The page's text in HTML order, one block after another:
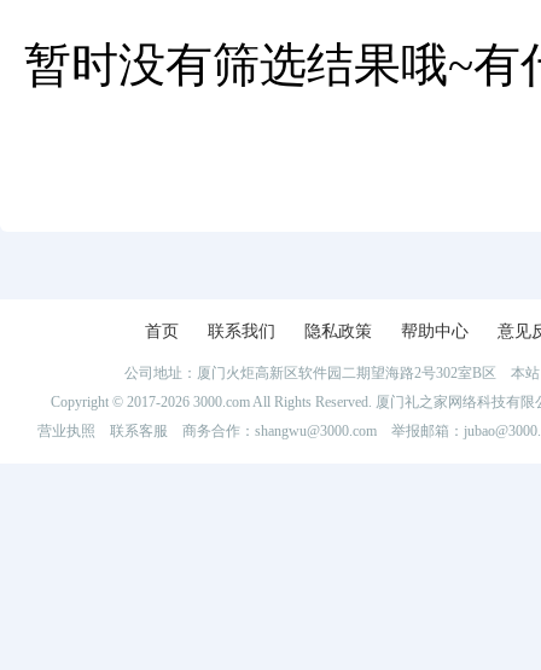
暂时没有筛选结果哦~
首页 联系我们 隐私政策 帮助中心 意见
公司地址：厦门火炬高新区软件园二期望海路2号302室B区 本
Copyright © 2017-2026 3000.com All Rights Reserved. 厦门礼之家网络科技
营业执照
联系客服 商务合作：shangwu@3000.com 举报邮箱：